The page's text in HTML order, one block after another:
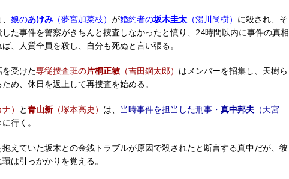
娘のあけみ （夢宮加菜枝） が婚約者の坂木圭太 （湯川尚樹） に殺され、そ
た事件を警察がきちんと捜査しなかったと憤り、24時間以内に事件の真相
、人質全員を殺し、自分も死ぬと言い張る。
受けた専従捜査班の片桐正敏 （吉田鋼太郎） はメンバーを招集し、天樹ら
め、休日を返上して再捜査を始める。
） と青山新 （塚本高史） は、 当時事件を担当した刑事・ 真中邦夫 （天宮
行く。
えていた坂木との金銭トラブルが原因で殺されたと断言する真中だが、彼
は引っかかりを覚える。